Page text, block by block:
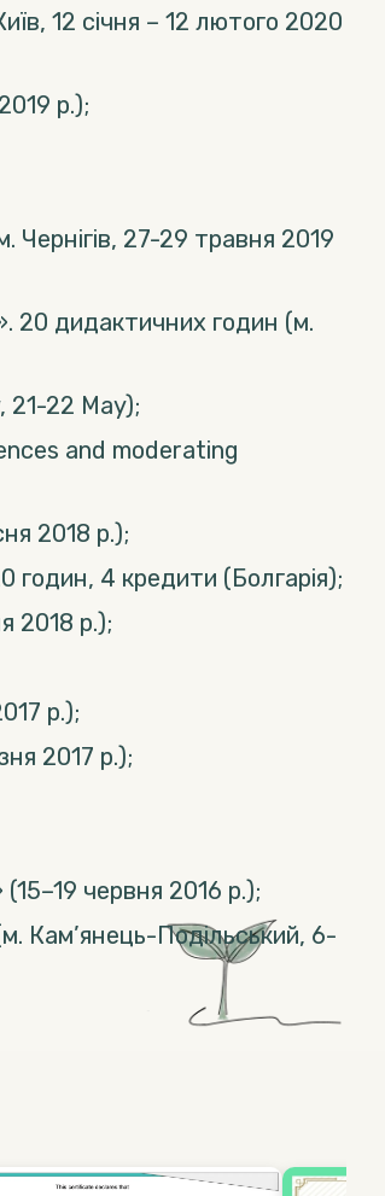
12 січня – 12 лютого 2020
р.);
Чернігів, 27-29 травня 2019
20 дидактичних годин (м.
21-22 May);
and moderating
2018 р.);
годин, 4 кредити (Болгарія);
2018 р.);
р.);
2017 р.);
червня 2016 р.);
Кам’янець-Подільський, 6-